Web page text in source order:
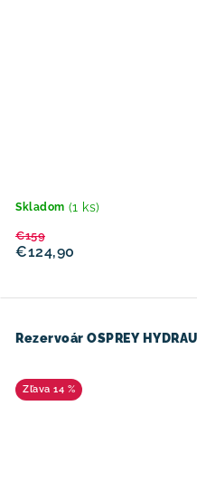
Skladom (1 ks)
€124,90
€159
Rezervoár OSPREY
14 %